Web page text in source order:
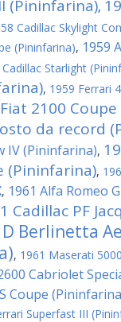
(Pininfarina),
Cadillac Skylight
(Pininfarina), 1959
Starlight
, 1959 Ferrari
2100
da record
IV (Pininfarina),
(Pininfarina),
, 1961 Alfa Romeo
Cadillac PF
D Berlinetta
, 1961 Maserati
Cabriolet
Coupe
Superfast III